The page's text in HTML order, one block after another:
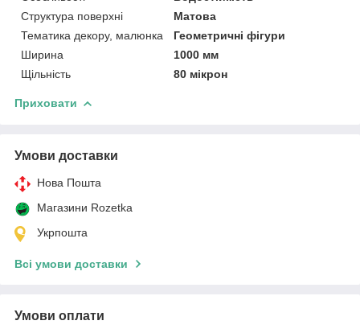
Структура поверхні
Матова
Тематика декору, малюнка
Геометричні фігури
Ширина
1000 мм
Щільність
80 мікрон
Приховати
Умови доставки
Нова Пошта
Магазини Rozetka
Укрпошта
Всі умови доставки
Умови оплати